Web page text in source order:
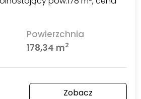
Powierzchnia
178,34 m2
Zobacz